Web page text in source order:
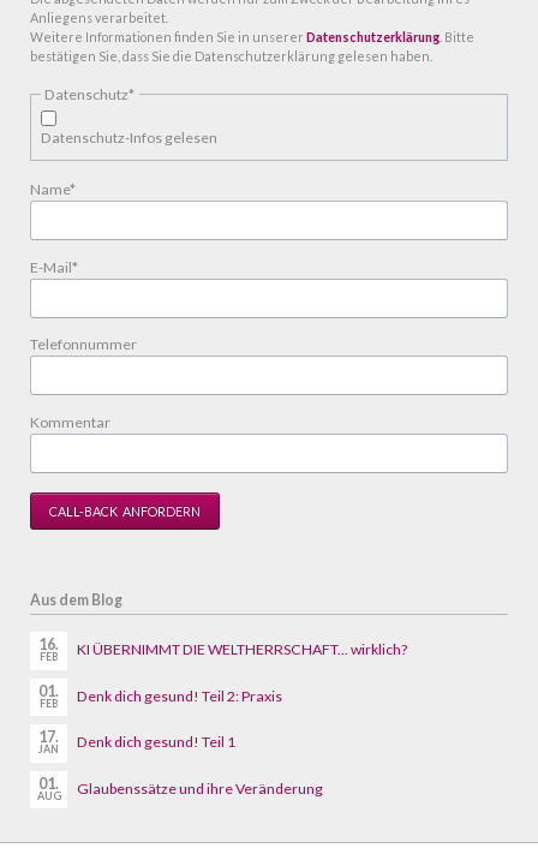
Anliegens verarbeitet.
Weitere Informationen finden Sie in unserer Datenschutzerklärung. Bitte
bestätigen Sie, dass Sie die Datenschutzerklärung gelesen haben.
Pflichtfeld
Datenschutz*
Datenschutz-Infos gelesen
Pflichtfeld
Name*
Pflichtfeld
E-Mail*
Telefonnummer
Kommentar
CALL-BACK ANFORDERN
Aus dem Blog
16.
FEB KI ÜBERNIMMT DIE WELTHERRSCHAFT... wirklich?
01.
FEB Denk dich gesund! Teil 2: Praxis
17.
JAN Denk dich gesund! Teil 1
01.
AUG Glaubenssätze und ihre Veränderung